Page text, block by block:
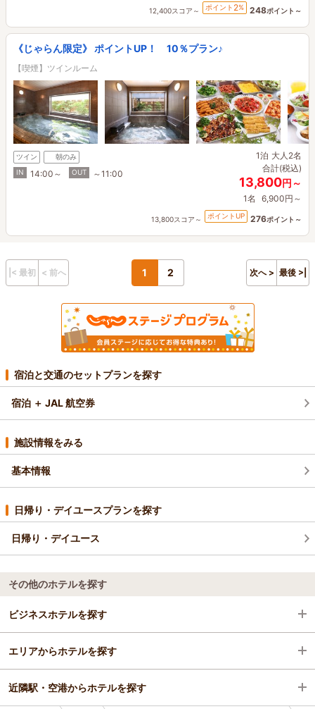
12,400スコア～ ポイント 2% 248ポイント～
《じゃらん限定》 ポイントUP！ 10％プラン♪
【喫煙】ツインルーム
ツイン
朝のみ
IN
14:00～ OUT ～11:00
1泊 大人2名
合計(税込)
13,800円～
1名 6,900円～
13,800スコア～ ポイントUP 276ポイント～
|< 最初 < 前へ 1 2 次へ > 最後 >|
宿泊と交通のセットプランを探す
宿泊 ＋ JAL 航空券
施設情報をみる
基本情報
日帰り・デイユースプランを探す
日帰り・デイユース
その他のホテルを探す
ビジネスホテルを探す
長野県
上諏訪・下諏訪・岡谷・霧ヶ峰・美ヶ原高原
エリアからホテルを探す
長野県
近隣駅・空港からホテルを探す